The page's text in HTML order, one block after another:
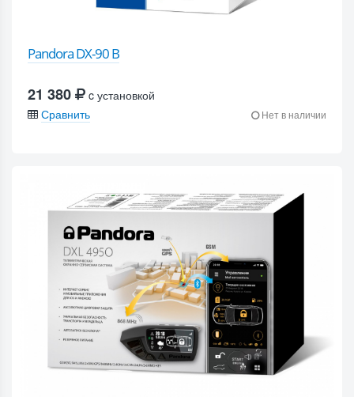
Pandora DX-90 B
21 380
c установкой
Сравнить
Нет в наличии